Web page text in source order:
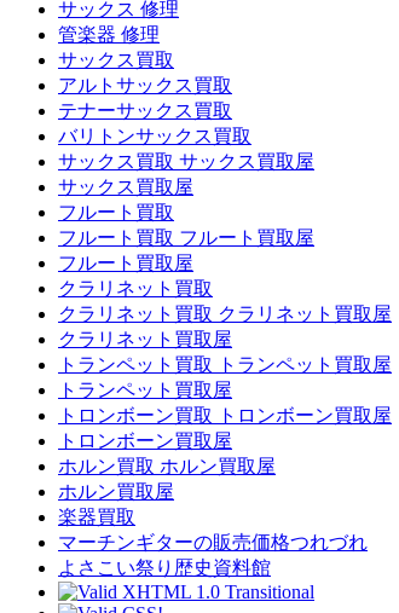
サックス 修理
管楽器 修理
サックス買取
アルトサックス買取
テナーサックス買取
バリトンサックス買取
サックス買取 サックス買取屋
サックス買取屋
フルート買取
フルート買取 フルート買取屋
フルート買取屋
クラリネット買取
クラリネット買取 クラリネット買取屋
クラリネット買取屋
トランペット買取 トランペット買取屋
トランペット買取屋
トロンボーン買取 トロンボーン買取屋
トロンボーン買取屋
ホルン買取 ホルン買取屋
ホルン買取屋
楽器買取
マーチンギターの販売価格つれづれ
よさこい祭り歴史資料館